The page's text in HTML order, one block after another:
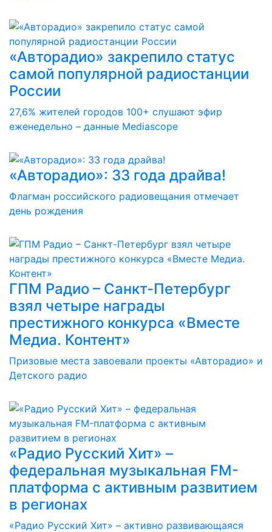
«Авторадио» закрепило статус
самой популярной радиостанции
России
27,6% жителей городов 100+ слушают эфир
еженедельно – данные Mediascope
«Авторадио»: 33 года драйва!
Флагман российского радиовещания отмечает
день рождения
ГПМ Радио – Санкт-Петербург
взял четыре награды
престижного конкурса «Вместе
Медиа. Контент»
Призовые места завоевали проекты «Авторадио» и
Детского радио
«Радио Русский Хит» –
федеральная музыкальная FM-
платформа с активным развитием
в регионах
«Радио Русский Хит» – активно развивающаяся